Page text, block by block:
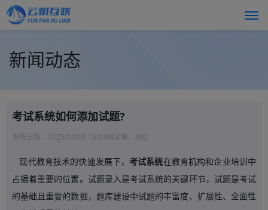
新闻动态
考试系统如何添加试题?
发布日期： 2025/04/08 15:03阅读量： 892
现代教育技术的快速发展下，考试系统在教育机构和企业培训中
占据着重要的位置。试题录入是考试系统的关键环节，试题是考试
的基础且重要的数据，题库建设中试题的丰富度、扩展性、全面性